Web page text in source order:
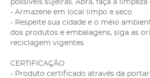
possíveis sujeiras. Abra, faça a limpeza
- Armazene em local limpo e seco.
- Respeite sua cidade e o meio
dos produtos e embalagens, siga as
reciclagem vigentes.
CERTIFICAÇÃO
- Produto certificado através da